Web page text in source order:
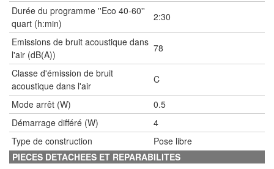
Durée du programme ''Eco 40-60''
quart (h:min)
2:30
Emissions de bruit acoustique dans
l'air (dB(A))
78
Classe d'émission de bruit
acoustique dans l'air
C
Mode arrêt (W)
0.5
Démarrage différé (W)
4
Type de construction
Pose libre
PIECES DETACHEES ET REPARABILITES